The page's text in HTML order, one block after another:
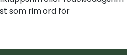
som rim ord för